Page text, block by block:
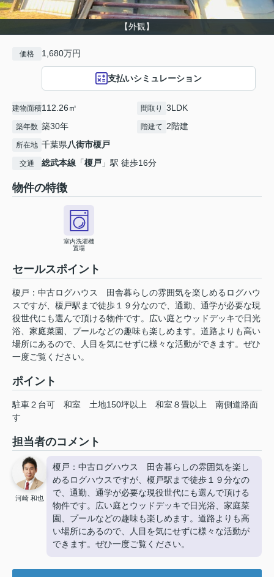
【外観】
価格 1,680万円
支払いシミュレーション
建物面積112.26㎡ 間取り 3LDK
築年数 築30年 階建て 2階建
所在地 千葉県八街市榎戸
交通 総武本線 「榎戸 」駅 徒歩16分
物件の特徴
室内洗濯機
置場
セールスポイント
榎戸：中古ログハウス 田舎暮らしの雰囲気を楽しめるログハウ
スですが、榎戸駅まで徒歩１９分なので、通勤、通学が必要な現
役世代にも選んで頂ける物件です。広い庭とウッドデッキで日光
浴、家庭菜園、プールなどの趣味も楽しめます。道路よりも高い
場所にあるので、人目を気にせずに様々な活動ができます。ぜひ
一度ご覧ください。
ポイント
駐車２台可 和室 土地150坪以上 和室８畳以上
南側道路面
す
担当者のコメント
河崎 和也
榎戸：中古ログハウス 田舎暮らしの雰囲気を楽し
めるログハウスですが、榎戸駅まで徒歩１９分なの
で、通勤、通学が必要な現役世代にも選んで頂ける
物件です。広い庭とウッドデッキで日光浴、家庭菜
園、プールなどの趣味も楽しめます。道路よりも高
い場所にあるので、人目を気にせずに様々な活動が
できます。ぜひ一度ご覧ください。